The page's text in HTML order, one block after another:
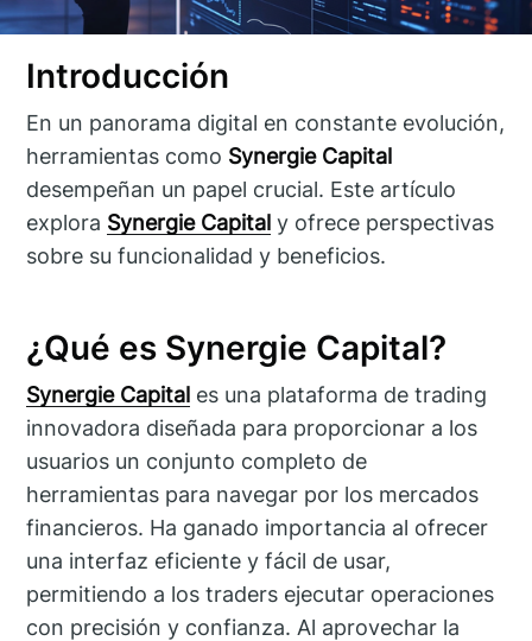
Introducción
En un panorama digital en constante evolución,
herramientas como Synergie Capital
desempeñan un papel crucial. Este artículo
explora Synergie Capital y ofrece perspectivas
sobre su funcionalidad y beneficios.
¿Qué es Synergie Capital?
Synergie Capital es una plataforma de trading
innovadora diseñada para proporcionar a los
usuarios un conjunto completo de
herramientas para navegar por los mercados
financieros. Ha ganado importancia al ofrecer
una interfaz eficiente y fácil de usar,
permitiendo a los traders ejecutar operaciones
con precisión y confianza. Al aprovechar la